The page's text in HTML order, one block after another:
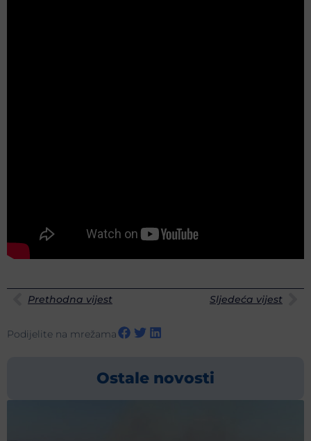
Prethodna vijest Sljedeća vijest
Podijelite na mrežama
Ostale novosti